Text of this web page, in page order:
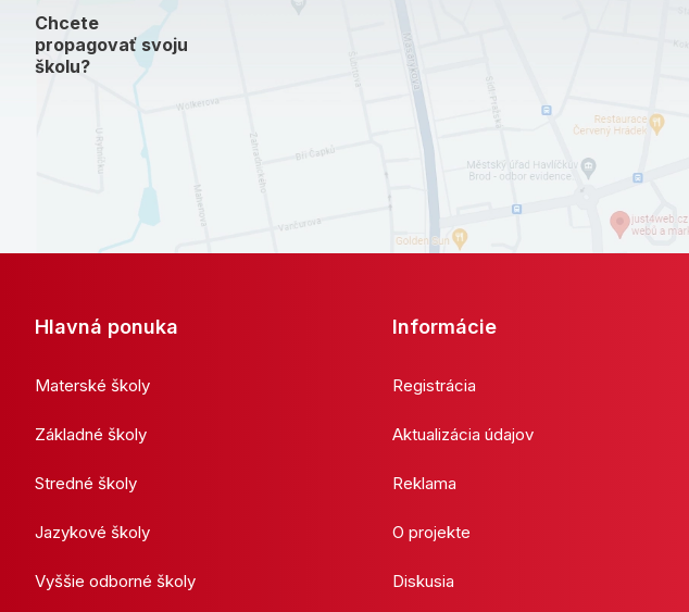
Chcete
propagovať svoju
školu?
Hlavná ponuka
Materské školy
Základné školy
Stredné školy
Jazykové školy
Vyššie odborné školy
Informácie
Registrácia
Aktualizácia údajov
Reklama
O projekte
Diskusia